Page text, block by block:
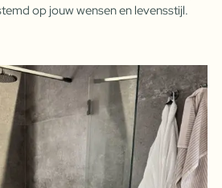
op jouw wensen en levensstijl.